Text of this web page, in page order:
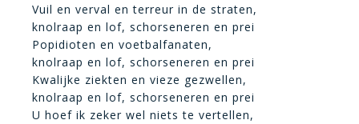
Vuil en verval en terreur in de straten,
knolraap en lof, schorseneren en prei
Popidioten en voetbalfanaten,
knolraap en lof, schorseneren en prei
Kwalijke ziekten en vieze gezwellen,
knolraap en lof, schorseneren en prei
U hoef ik zeker wel niets te vertellen,